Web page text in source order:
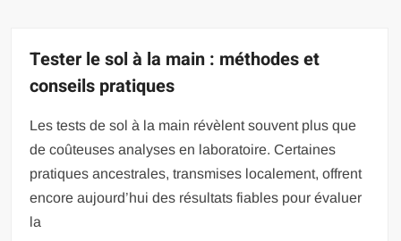
Tester le sol à la main : méthodes et
conseils pratiques
Les tests de sol à la main révèlent souvent plus que
de coûteuses analyses en laboratoire. Certaines
pratiques ancestrales, transmises localement, offrent
encore aujourd’hui des résultats fiables pour évaluer
la